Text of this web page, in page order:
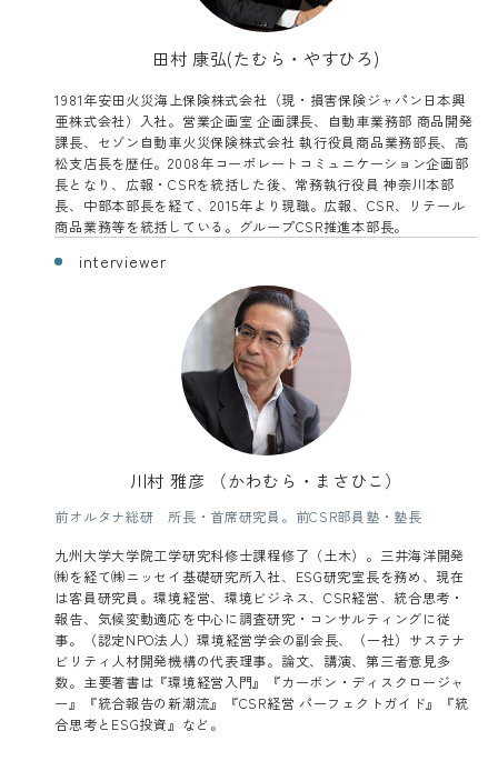
田村 康弘(たむら・やすひろ)
1981年安田火災海上保険株式会社（現・損害保険ジャパン日本興
亜株式会社）入社。営業企画室 企画課長、自動車業務部 商品開発
課長、セゾン自動車火災保険株式会社 執行役員商品業務部長、高
松支店長を歴任。2008年コーポレートコミュニケーション企画部
長となり、広報・CSRを統括した後、常務執行役員 神奈川本部
長、中部本部長を経て、2015年より現職。広報、CSR、リテール
商品業務等を統括している。グループCSR推進本部長。
interviewer
川村 雅彦 （かわむら・まさひこ）
前オルタナ総研 所長・首席研究員。前CSR部員塾・塾長
九州大学大学院工学研究科修士課程修了（土木）。三井海洋開発
㈱を経て㈱ニッセイ基礎研究所入社、ESG研究室長を務め、現在
は客員研究員。環境経営、環境ビジネス、CSR経営、統合思考・
報告、気候変動適応を中心に調査研究・コンサルティングに従
事。（認定NPO法人）環境経営学会の副会長、（一社）サステナ
ビリティ人材開発機構の代表理事。論文、講演、第三者意見多
数。主要著書は『環境経営入門』『カーボン・ディスクロージャ
ー』『統合報告の新潮流』『CSR経営 パーフェクトガイド』『統
合思考とESG投資』など。